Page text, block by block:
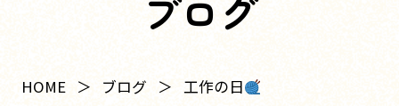
ブログ
HOME ブログ 工作の日